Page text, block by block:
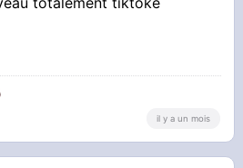
il y a un mois